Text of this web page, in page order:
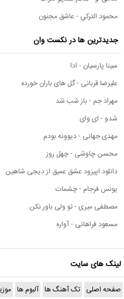
محمود التركي - عاشق مجنون
جدیدترین ها در نکست وان
سینا پارسیان - ادا
علیرضا قربانی - گل های باران خورده
مهراد جم - باز شب شد
شدو - ای وای
مهدی جهانی - دیوونه بودم
محسن چاوشی - چهل روز
دانلود اپیزود عشق عمیق از دیجی شاهین
یونس فرجام - چشمات
مصطفی میری - تو ولی باور نکن
مسعود فراهانی - آواره
لینک های سایت
صفحه اصلی تک آهنگ ها آلبوم ها